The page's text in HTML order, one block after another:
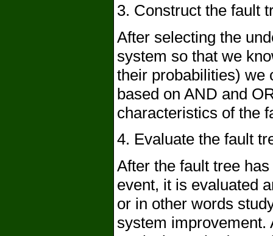
3. Construct the fault
After selecting the
system so that we
their probabilities) we
based on AND and
characteristics of the
4. Evaluate the fault
After the fault tree
event, it is evaluated
or in other words
system improvement.